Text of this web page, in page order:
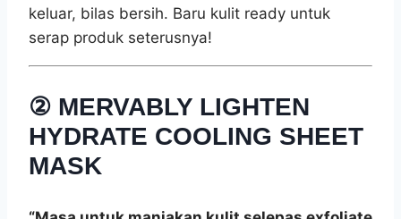
keluar, bilas bersih. Baru kulit ready untuk
serap produk seterusnya!
② MERVABLY LIGHTEN
HYDRATE COOLING SHEET
MASK